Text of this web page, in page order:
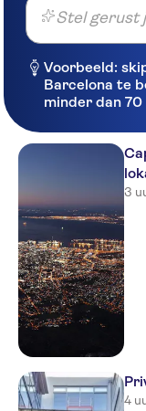
Stel gerust
Voorbeeld:
Barcelona te
minder dan 70
3
4